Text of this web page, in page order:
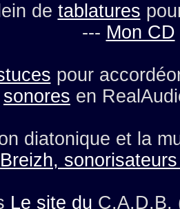
de tablatures
--- Mon CD
pour
sonores en
diatonique et la
Breizh,
Le site du C.A.D.B.